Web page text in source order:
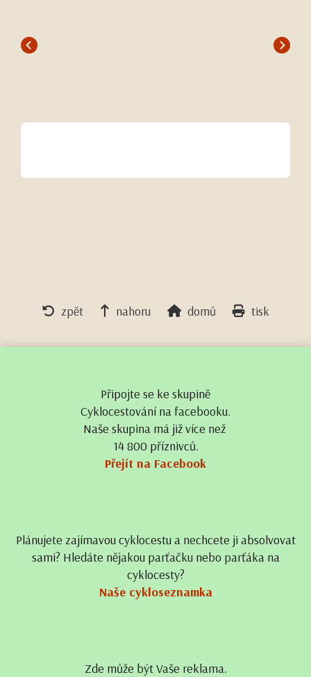
zpět nahoru domů tisk
Připojte se ke skupině
Cyklocestování na facebooku.
Naše skupina má již více než
14 800 příznivců.
Přejít na Facebook
Plánujete zajímavou cyklocestu a nechcete ji absolvovat
sami? Hledáte nějakou parťačku nebo parťáka na
cyklocesty?
Naše cykloseznamka
Zde může být Vaše reklama.